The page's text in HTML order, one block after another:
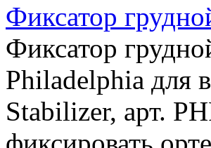
Фиксатор
Фиксатор
Philadelphia для
Stabilizer, арт.